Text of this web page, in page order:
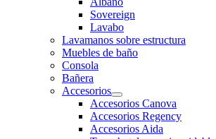
Sovereign
Lavabo
Lavamanos sobre estructura
Muebles de baño
Consola
Bañera
Accesorios
Accesorios Canova
Accesorios Regency
Accesorios Aida